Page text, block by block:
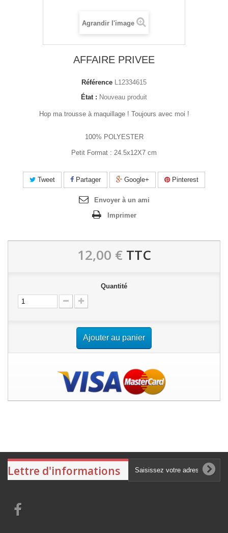
Agrandir l'image
AFFAIRE PRIVEE
Référence L12334615
État : Nouveau produit
Hop ma trousse à maquillage ! Toujours avec moi !
100% POLYESTER
Petit Format : 24.5x12X7 cm
Tweet Partager Google+ Pinterest
Envoyer à un ami
Imprimer
12,00 €TTC
Quantité
Ajouter au panier
Lettre d'informations